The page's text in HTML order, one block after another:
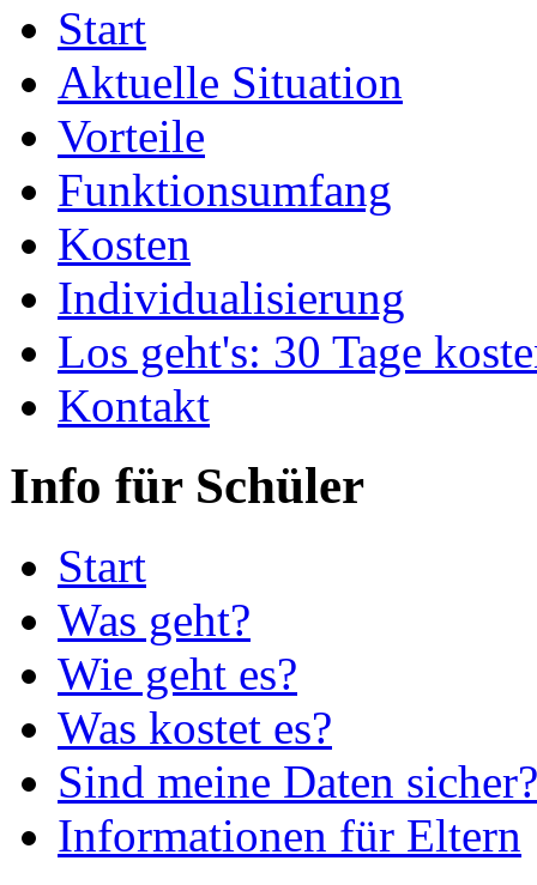
Start
Aktuelle Situation
Vorteile
Funktionsumfang
Kosten
Individualisierung
Los geht's: 30 Tage
Kontakt
Info für Schüler
Start
Was geht?
Wie geht es?
Was kostet es?
Sind meine Daten sicher?
Informationen für Eltern